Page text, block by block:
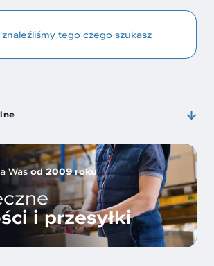
tego czego szukasz
Wasod 2009 roku
i przesyłki